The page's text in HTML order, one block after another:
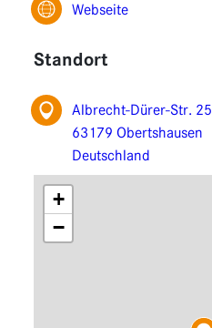
Webseite
Standort
Albrecht-Dürer-Str. 25
63179 Obertshausen
Deutschland
+
−